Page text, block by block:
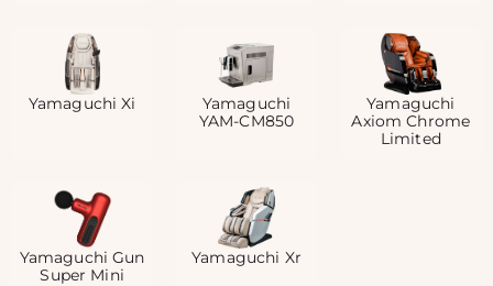
Yamaguchi Xi
Yamaguchi
YAM-CM850
Yamaguchi
Axiom Chrome
Limited
Yamaguchi Gun
Super Mini
Yamaguchi Xr